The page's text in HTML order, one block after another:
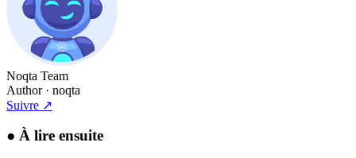
Noqta Team
Author· noqta
Suivre ↗
● À lire ensuite